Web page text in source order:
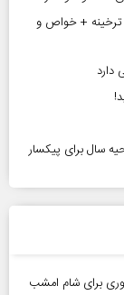
ترخینه + خواص و
دارد